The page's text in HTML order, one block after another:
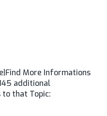
More Informations
additional
that Topic: